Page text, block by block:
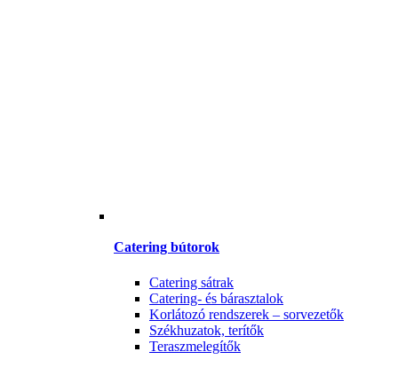
Catering bútorok
Catering sátrak
Catering- és bárasztalok
Korlátozó rendszerek – sorvezetők
Székhuzatok, terítők
Teraszmelegítők